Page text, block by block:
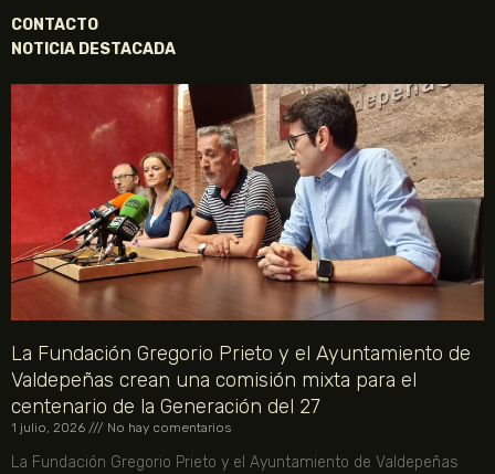
CONTACTO
NOTICIA DESTACADA
La Fundación Gregorio Prieto y el Ayuntamiento de
Valdepeñas crean una comisión mixta para el
centenario de la Generación del 27
1 julio, 2026 No hay comentarios
La Fundación Gregorio Prieto y el Ayuntamiento de Valdepeñas